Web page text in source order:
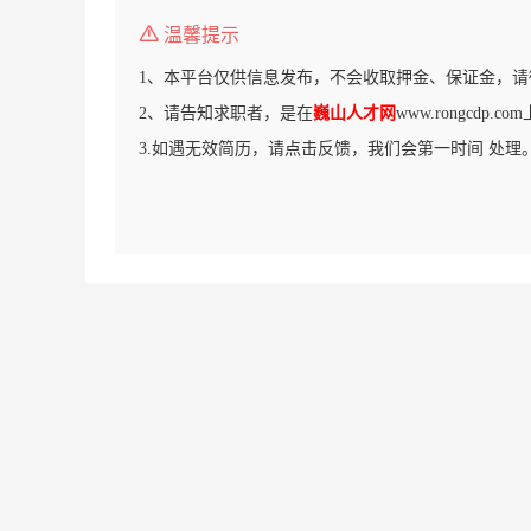
温馨提示
1、本平台仅供信息发布，不会收取押金、保证金，
2、请告知求职者，是在巍山人才网
3.如遇无效简历，请点击反馈，我们会第一时间 处理